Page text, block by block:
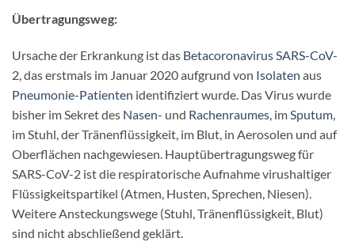
Übertragungsweg:
Ursache der Erkrankung ist das BetacoronavirusSARS-CoV-
2, das erstmals im Januar 2020 aufgrund von Isolaten aus
Pneumonie-Patienten identifiziert wurde. Das Virus wurde
bisher im Sekret des Nasen- und Rachenraumes, imSputum,
im Stuhl, der Tränenflüssigkeit, im Blut, in Aerosolen und auf
Oberflächen nachgewiesen. Hauptübertragungsweg für
SARS-CoV-2 ist die respiratorische Aufnahme virushaltiger
Flüssigkeitspartikel (Atmen, Husten, Sprechen, Niesen).
Weitere Ansteckungswege (Stuhl, Tränenflüssigkeit, Blut)
sind nicht abschließend geklärt.